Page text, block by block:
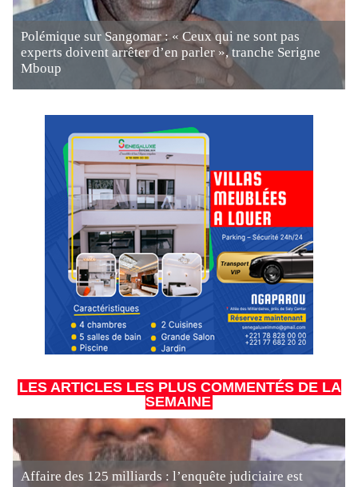
Polémique sur Sangomar : « Ceux qui ne sont pas
experts doivent arrêter d’en parler », tranche Serigne
Mboup
LES ARTICLES LES PLUS COMMENTÉS DE LA
SEMAINE
Affaire des 125 milliards : l’enquête judiciaire est